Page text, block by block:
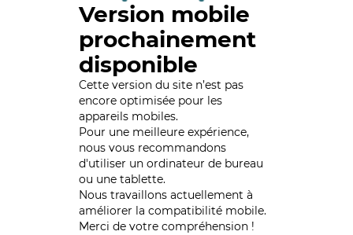
Version mobile
prochainement
disponible
Cette version du site n’est pas
encore optimisée pour les
appareils mobiles.
Pour une meilleure expérience,
nous vous recommandons
d'utiliser un ordinateur de bureau
ou une tablette.
Nous travaillons actuellement à
améliorer la compatibilité mobile.
Merci de votre compréhension !